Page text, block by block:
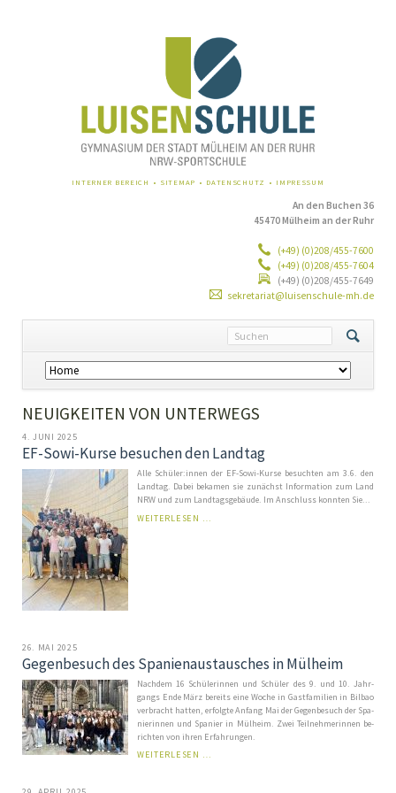
NAVIGATION
INTERNER BEREICH SITEMAP DATENSCHUTZ IMPRESSUM
An den Buchen 36
45470 Mülheim an der Ruhr
(+49) (0)208/455-7600
(+49) (0)208/455-7604
(+49) (0)208/455-7649
sekretariat@luisenschule-mh.de
Navigation
überspringen
NEUIGKEITEN VON UNTERWEGS
4. JUNI 2025
EF-Sowi-Kurse besuchen den Landtag
Alle Schüler:in­nen der EF-Sowi-Kurse be­such­ten am 3.6. den
Land­tag. Da­bei be­ka­men sie zu­nächst In­for­mation zum Land
NRW und zum Land­tags­ge­bäu­de. Im An­schluss konn­ten Sie...
WEITERLESEN …
26. MAI 2025
Gegenbesuch des Spanienaustausches in Mülheim
Nachdem 16 Schü­ler­in­nen und Schü­ler des 9. und 10. Jahr­
gangs En­de März be­reits ei­ne Woche in Gast­fa­mi­li­en in Bil­bao
ver­bracht hat­ten, er­folg­te An­fang Mai der Ge­gen­be­such der Spa­
ni­er­in­nen und Spa­ni­er in Mül­heim. Zwei Teil­neh­mer­in­nen be­
rich­ten von ih­ren Er­fah­run­gen.
WEITERLESEN …